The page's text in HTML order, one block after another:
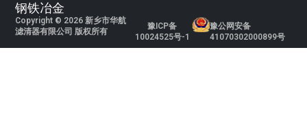
钢铁冶金
Copyright © 2026 新乡市华航
滤清器有限公司 版权所有
豫ICP备
10024525号-1
豫公网安备
41070302000899号